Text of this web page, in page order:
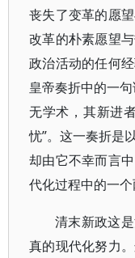
丧失了变革的愿
改革的朴素愿望
政治活动的任何
皇帝奏折中的一
无学术，其新进
忧”。这一奏折是
却由它不幸而言
代化过程中的一个
清末新政这
真的现代化努力